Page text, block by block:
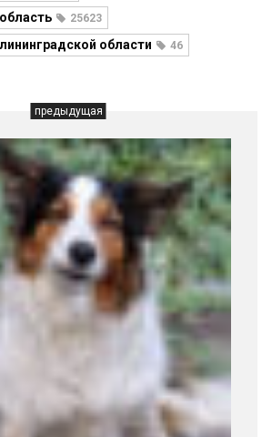
25623
области 46
предыдущая